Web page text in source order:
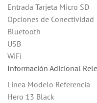
Entrada Tarjeta Micro SD
Opciones de Conectividad
Bluetooth
USB
WiFi
Información Adicional
Linea Modelo Referencia
Hero 13 Black